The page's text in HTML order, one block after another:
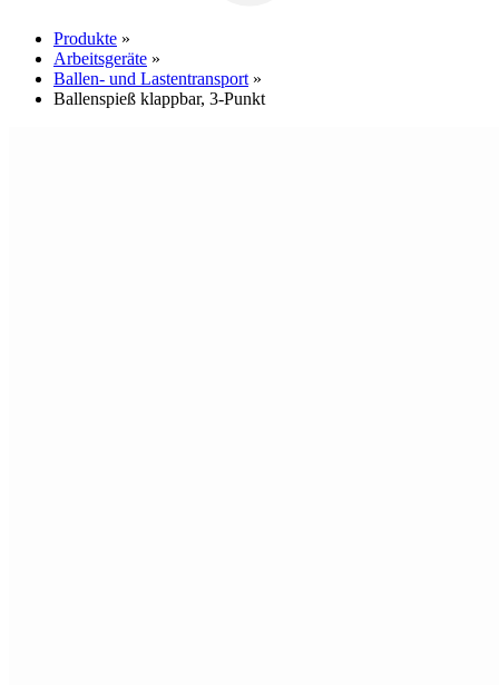
Produkte »
Arbeitsgeräte »
Ballen- und Lastentransport »
Ballenspieß klappbar, 3-Punkt